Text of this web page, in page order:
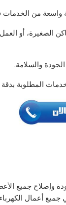
واسعة من الخدمات
الصغيرة، أو
الجودة والسلامة.
المطلوبة بدقة
وإصلاح جميع
أعمال